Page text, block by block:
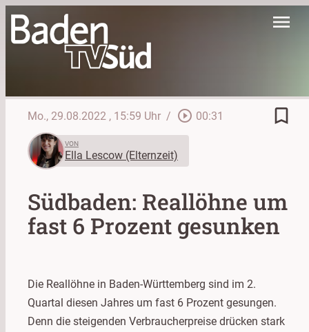
menu
Mo., 29.08.2022 , 15:59 Uhr / play_circle_outline 00:31 bookmark_border
VON
Ella Lescow (Elternzeit)
Südbaden: Reallöhne um
fast 6 Prozent gesunken
Die Reallöhne in Baden-Württemberg sind im 2.
Quartal diesen Jahres um fast 6 Prozent gesungen.
Denn die steigenden Verbraucherpreise drücken stark